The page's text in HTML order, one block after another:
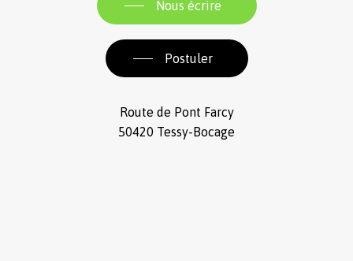
Nous écrire
Postuler
Route de Pont Farcy
50420 Tessy-Bocage